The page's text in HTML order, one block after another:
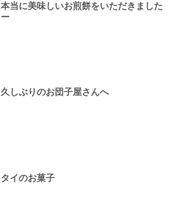
本当に美味しいお煎餅をいただきました
ー
久しぶりのお団子屋さんへ
タイのお菓子